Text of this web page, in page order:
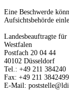
Eine Beschwerde
Aufsichtsbehörde
Landesbeauftragte
Westfalen
Postfach 20 04 44
40102 Düsseldorf
Tel.: +49 211 384240
Fax: +49 211
E-Mail: